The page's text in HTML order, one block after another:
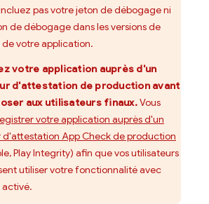
pas votre jeton de débogage ni
de débogage dans les versions de
votre application.
votre application auprès d'un
d'attestation de production avant
aux utilisateurs finaux.Vous
votre application auprès d'un
d'attestation App Check de production
Play Integrity) afin que vos utilisateurs
utiliser votre fonctionnalité avec
activé.